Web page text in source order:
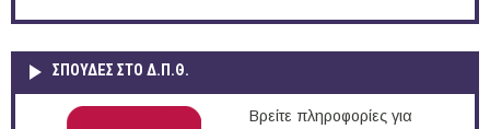
ΣΠΟΥΔΈΣ ΣΤΟ Δ.Π.Θ.
Βρείτε πληροφορίες για